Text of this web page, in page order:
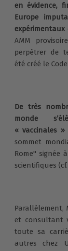
en évidence,
Europe
expérimentaux
AMM
perpétrer de
été créé le
De très
monde
« vaccinales »
sommet
Rome" signée
scientifiques (cf.
Parallèlement,
et consultant
toute sa
autres chez